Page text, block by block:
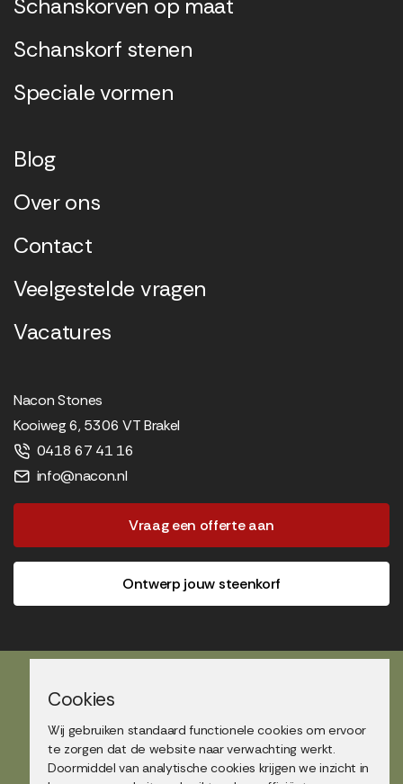
Schanskorven op maat
Schanskorf stenen
Speciale vormen
Blog
Over ons
Contact
Veelgestelde vragen
Vacatures
Nacon Stones
Kooiweg 6, 5306 VT Brakel
0418 67 41 16
info@nacon.nl
Vraag een offerte aan
Ontwerp jouw steenkorf
Showtuin bezoek
Cookies
Wij gebruiken standaard functionele cookies om ervoor
te zorgen dat de website naar verwachting werkt.
Doormiddel van analytische cookies krijgen we inzicht in